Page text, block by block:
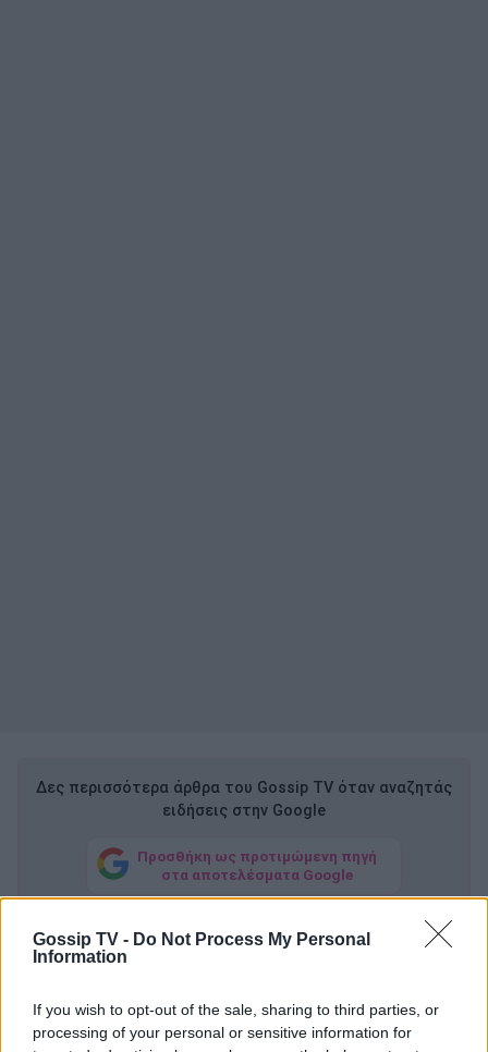
Gossip TV - Do Not Process My Personal
Information
If you wish to opt-out of the sale, sharing to third parties, or
processing of your personal or sensitive information for
Δες περισσότερα άρθρα του Gossip TV όταν αναζητάς
ειδήσεις στην Google
Προσθήκη ως προτιμώμενη πηγή
στα αποτελέσματα Google
«Έγραψε μεγάλες επιτυχίες. Αυτά τα
είσαι», «Κορίτσι μου, όλα για σένα», «Καλύτερα σ'
ένα κελί», «Με παράσυρε το ρέμα», «Όνειρο ήταν